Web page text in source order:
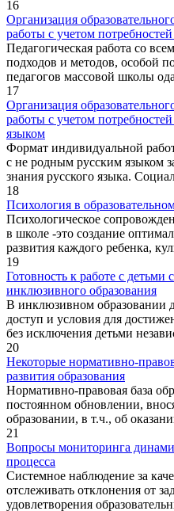
16
Организация
работы с учетом
Педагогическая работа со
подходов и методов, особой
педагогов массовой школы
17
Организация
работы с учетом
языком
Формат индивидуальной
с не родным русским языком
знания русского языка.
18
Психология в
Психологическое
в школе -это создание
развития каждого ребенка,
19
Готовность к работе с детьми
инклюзивного образования
В инклюзивном образовании
доступ и условия для
без исключения детьми
20
Некоторые нормативно-
развития образования
Нормативно-правовая база
постоянном обновлении,
образовании, в т.ч., об
21
Вопросы мониторинга
процесса
Системное наблюдение за
отслеживать отклонения от
удовлетворения